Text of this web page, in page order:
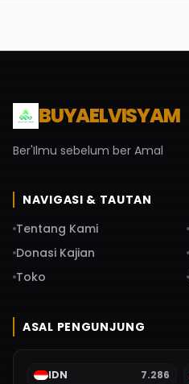
BUYAELVISYAM
Ber'Ilmu sebelum ber Amal
NAVIGASI & TAUTAN
Tentang Kami
Donasi Kajian
Toko
ASAL PENGUNJUNG
IDN 7.286